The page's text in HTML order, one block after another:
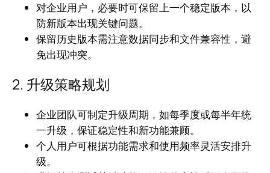
对企业用户，必要时可保留上一个稳定版本，以
防新版本出现关键问题。
保留历史版本需注意数据同步和文件兼容性，避
免出现冲突。
2. 升级策略规划
企业团队可制定升级周期，如每季度或每半年统
一升级，保证稳定性和新功能兼顾。
个人用户可根据功能需求和使用频率灵活安排升
级。